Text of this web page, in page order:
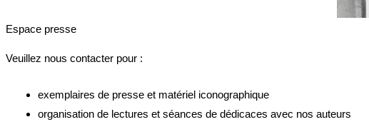
Espace presse
Veuillez nous contacter pour :
exemplaires de presse et matériel iconographique
organisation de lectures et séances de dédicaces avec nos auteurs